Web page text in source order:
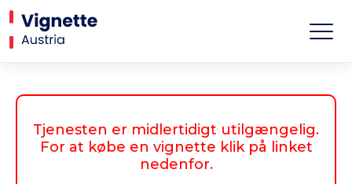
Tjenesten er midlertidigt utilgængelig.
For at købe en vignette klik på linket
nedenfor.